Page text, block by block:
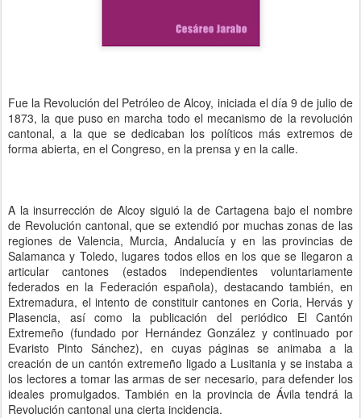
Fue la Revolución del Petróleo de Alcoy, iniciada el día 9 de julio de
1873, la que puso en marcha todo el mecanismo de la revolución
cantonal, a la que se dedicaban los políticos más extremos de
forma abierta, en el Congreso, en la prensa y en la calle.
A la insurrección de Alcoy siguió la de Cartagena bajo el nombre
de Revolución cantonal, que se extendió por muchas zonas de las
regiones de Valencia, Murcia, Andalucía y en las provincias de
Salamanca y Toledo, lugares todos ellos en los que se llegaron a
articular cantones (estados independientes voluntariamente
federados en la Federación española), destacando también, en
Extremadura, el intento de constituir cantones en Coria, Hervás y
Plasencia, así como la publicación del periódico El Cantón
Extremeño (fundado por Hernández González y continuado por
Evaristo Pinto Sánchez), en cuyas páginas se animaba a la
creación de un cantón extremeño ligado a Lusitania y se instaba a
los lectores a tomar las armas de ser necesario, para defender los
ideales promulgados. También en la provincia de Ávila tendrá la
Revolución cantonal una cierta incidencia.